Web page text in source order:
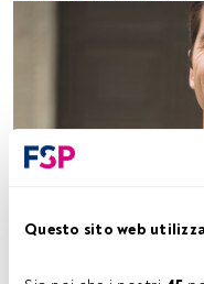
Questo sito web
Luca Sibani, Responsabile
Tempo di lettura: